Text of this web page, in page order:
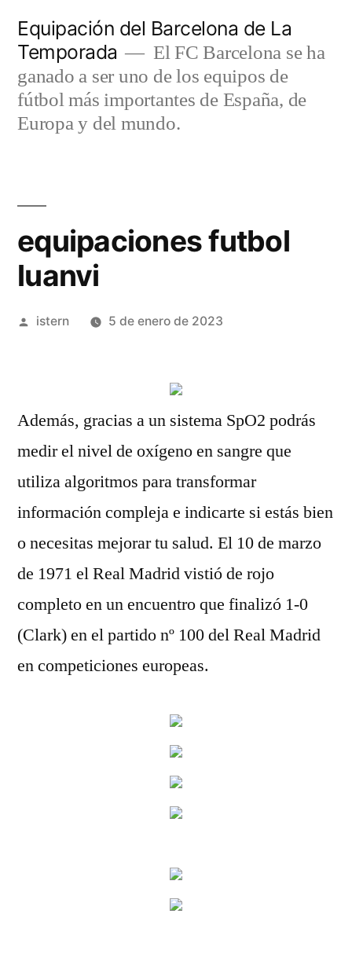
contenido
Equipación del Barcelona de La
Temporada
El FC Barcelona se ha
ganado a ser uno de los equipos de
fútbol más importantes de España, de
Europa y del mundo.
equipaciones futbol
luanvi
Publicado
istern 5 de enero de 2023
Además, gracias a un sistema SpO2 podrás
medir el nivel de oxígeno en sangre que
utiliza algoritmos para transformar
información compleja e indicarte si estás bien
o necesitas mejorar tu salud. El 10 de marzo
de 1971 el Real Madrid vistió de rojo
completo en un encuentro que finalizó 1-0
(Clark) en el partido nº 100 del Real Madrid
en competiciones europeas.